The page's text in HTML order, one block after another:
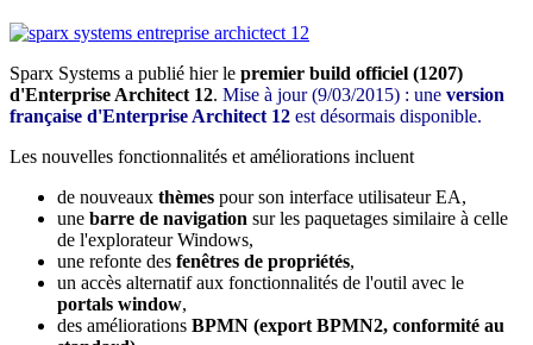
Sparx Systems a publié hier le premier build officiel (1207)
d'Enterprise Architect 12. Mise à jour (9/03/2015) : une version
française d'Enterprise Architect 12 est désormais disponible.
Les nouvelles fonctionnalités et améliorations incluent
de nouveaux thèmes pour son interface utilisateur EA,
une barre de navigation sur les paquetages similaire à celle
de l'explorateur Windows,
une refonte des fenêtres de propriétés,
un accès alternatif aux fonctionnalités de l'outil avec le
portals window,
des améliorations BPMN (export BPMN2, conformité au